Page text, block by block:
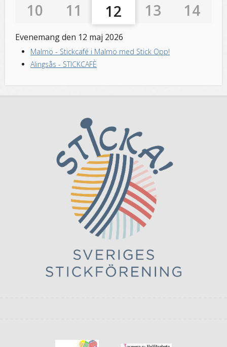
10 11 12 13 14
Evenemang den 12 maj 2026
Malmö - Stickcafé i Malmö med Stick Opp!
Alingsås - STICKCAFÈ